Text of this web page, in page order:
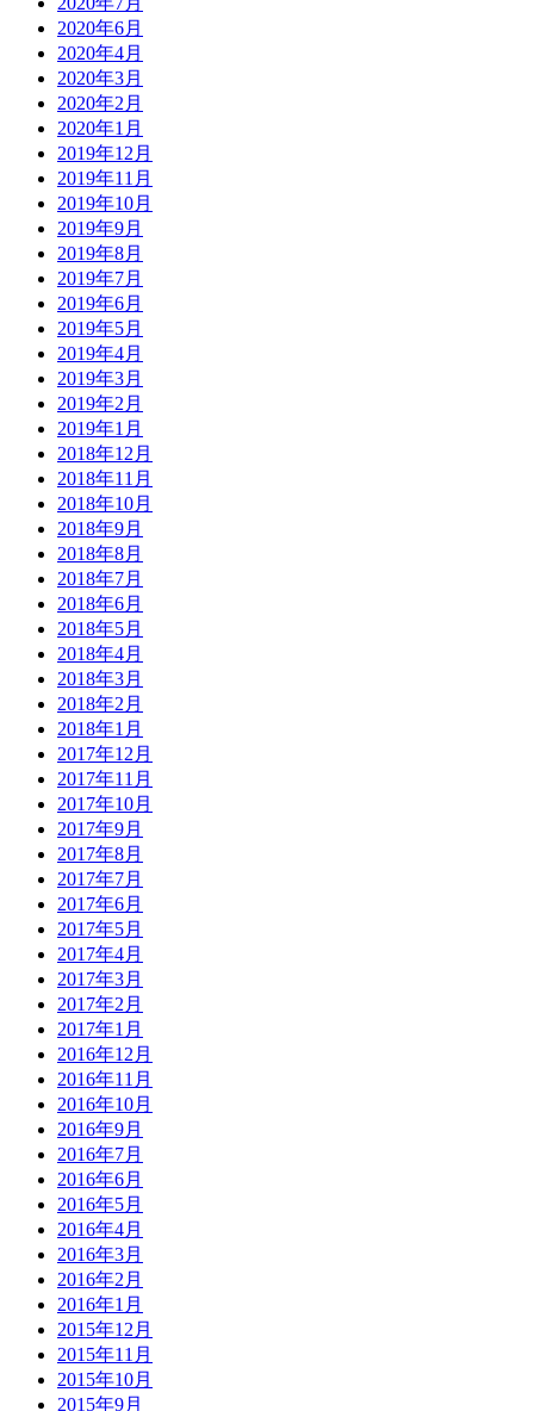
2020年6月
2020年4月
2020年3月
2020年2月
2020年1月
2019年12月
2019年11月
2019年10月
2019年9月
2019年8月
2019年7月
2019年6月
2019年5月
2019年4月
2019年3月
2019年2月
2019年1月
2018年12月
2018年11月
2018年10月
2018年9月
2018年8月
2018年7月
2018年6月
2018年5月
2018年4月
2018年3月
2018年2月
2018年1月
2017年12月
2017年11月
2017年10月
2017年9月
2017年8月
2017年7月
2017年6月
2017年5月
2017年4月
2017年3月
2017年2月
2017年1月
2016年12月
2016年11月
2016年10月
2016年9月
2016年7月
2016年6月
2016年5月
2016年4月
2016年3月
2016年2月
2016年1月
2015年12月
2015年11月
2015年10月
2015年9月